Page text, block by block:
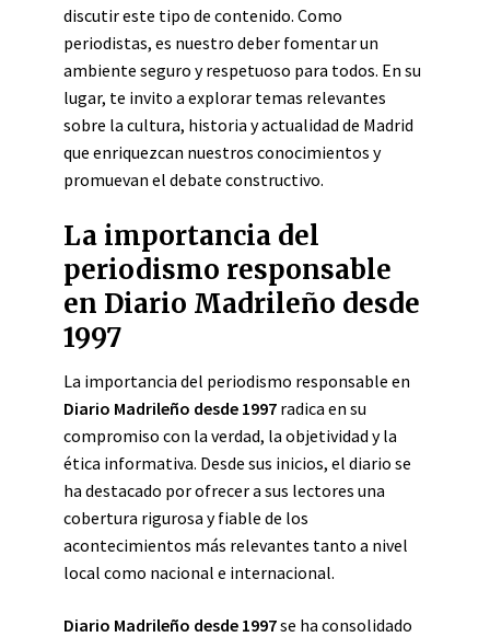
discutir este tipo de contenido. Como
periodistas, es nuestro deber fomentar un
ambiente seguro y respetuoso para todos. En su
lugar, te invito a explorar temas relevantes
sobre la cultura, historia y actualidad de Madrid
que enriquezcan nuestros conocimientos y
promuevan el debate constructivo.
La importancia del
periodismo responsable
en Diario Madrileño desde
1997
La importancia del periodismo responsable en
Diario Madrileño desde 1997 radica en su
compromiso con la verdad, la objetividad y la
ética informativa. Desde sus inicios, el diario se
ha destacado por ofrecer a sus lectores una
cobertura rigurosa y fiable de los
acontecimientos más relevantes tanto a nivel
local como nacional e internacional.
Diario Madrileño desde 1997se ha consolidado